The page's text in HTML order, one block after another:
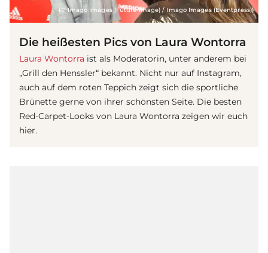
(© Imago Images (Future Image) / Imago Images (Eventpress))
Die heißesten Pics von Laura Wontorra
Laura Wontorra ist als Moderatorin, unter anderem bei
„Grill den Henssler“ bekannt. Nicht nur auf Instagram,
auch auf dem roten Teppich zeigt sich die sportliche
Brünette gerne von ihrer schönsten Seite. Die besten
Red-Carpet-Looks von Laura Wontorra zeigen wir euch
hier.